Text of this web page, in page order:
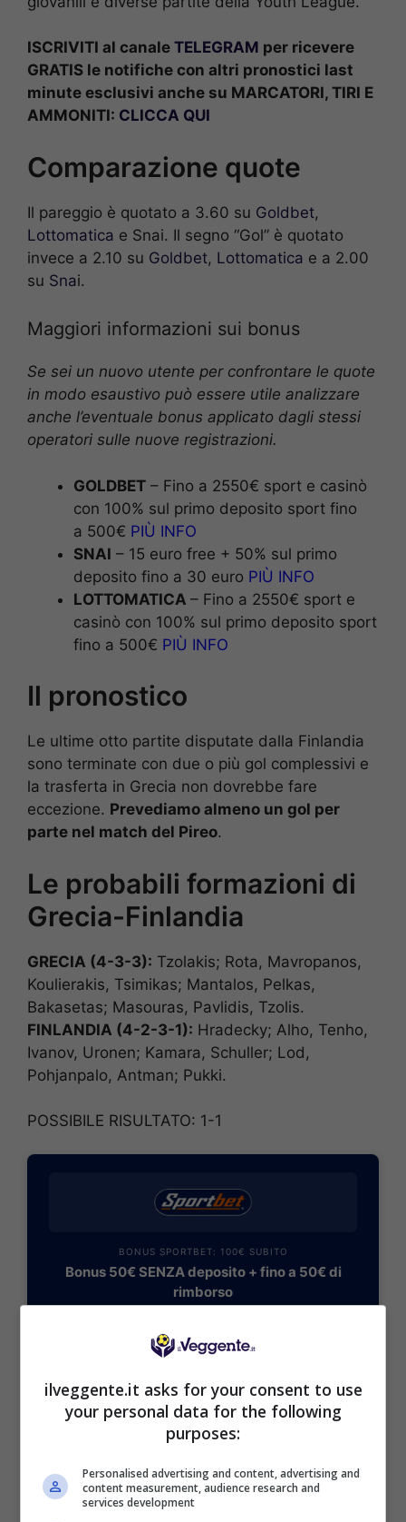
ISCRIVITI al canale TELEGRAM per ricevere
GRATIS le notifiche con altri pronostici last
minute esclusivi anche su MARCATORI, TIRI E
AMMONITI: CLICCA QUI
Comparazione quote
Il pareggio è quotato a 3.60 su Goldbet,
Lottomatica e Snai. Il segno “Gol” è quotato
invece a 2.10 su Goldbet, Lottomatica e a 2.00
su Snai.
Maggiori informazioni sui bonus
Se sei un nuovo utente per confrontare le quote
in modo esaustivo può essere utile analizzare
anche l’eventuale bonus applicato dagli stessi
operatori sulle nuove registrazioni.
GOLDBET – Fino a 2550€ sport e casinò
con 100% sul primo deposito sport fino
a 500€ PIÙ INFO
SNAI – 15 euro free + 50% sul primo
deposito fino a 30 euro PIÙ INFO
LOTTOMATICA – Fino a 2550€ sport e
casinò con 100% sul primo deposito sport
fino a 500€ PIÙ INFO
Il pronostico
Le ultime otto partite disputate dalla Finlandia
sono terminate con due o più gol complessivi e
la trasferta in Grecia non dovrebbe fare
eccezione. Prevediamo almeno un gol per
parte nel match del Pireo.
Le probabili formazioni di
Grecia-Finlandia
GRECIA (4-3-3): Tzolakis; Rota, Mavropanos,
Koulierakis, Tsimikas; Mantalos, Pelkas,
Bakasetas; Masouras, Pavlidis, Tzolis.
FINLANDIA (4-2-3-1): Hradecky; Alho, Tenho,
Ivanov, Uronen; Kamara, Schuller; Lod,
Pohjanpalo, Antman; Pukki.
POSSIBILE RISULTATO: 1-1
BONUS SPORTBET: 100€ SUBITO
Bonus 50€ SENZA deposito + fino a 50€ di
rimborso
bonus rimborso sul primo deposito
200€
VERIFICA
ilveggente.it asks for your consent to use
your personal data for the following
purposes:
Personalised advertising and content, advertising and
content measurement, audience research and
services development